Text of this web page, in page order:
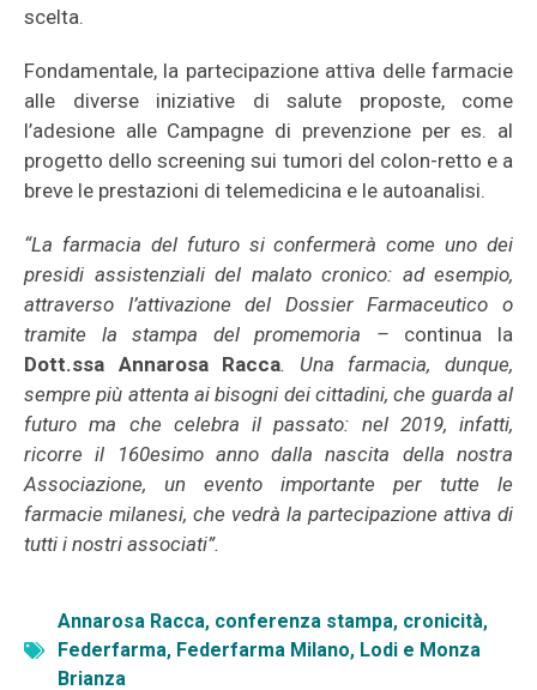
scelta.
Fondamentale, la partecipazione attiva delle farmacie
alle diverse iniziative di salute proposte, come
l’adesione alle Campagne di prevenzione per es. al
progetto dello screening sui tumori del colon-retto e a
breve le prestazioni di telemedicina e le autoanalisi.
“La farmacia del futuro si confermerà come uno dei
presidi assistenziali del malato cronico: ad esempio,
attraverso l’attivazione del Dossier Farmaceutico o
tramite la stampa del promemoria – continua la
Dott.ssa Annarosa Racca. Una farmacia, dunque,
sempre più attenta ai bisogni dei cittadini, che guarda al
futuro ma che celebra il passato: nel 2019, infatti,
ricorre il 160esimo anno dalla nascita della nostra
Associazione, un evento importante per tutte le
farmacie milanesi, che vedrà la partecipazione attiva di
tutti i nostri associati”.
Annarosa Racca, conferenza stampa, cronicità,
Federfarma, Federfarma Milano, Lodi e Monza
Brianza